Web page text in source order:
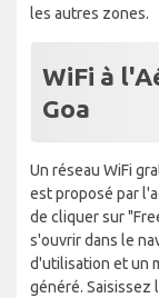
les autres zones.
WiFi à
Goa
Un réseau WiFi
est proposé par
de cliquer sur
s'ouvrir dans le
d'utilisation et un
généré. Saisissez